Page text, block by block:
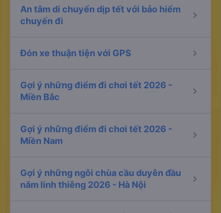
An tâm di chuyển dịp tết với bảo hiểm
chuyến đi
keyboard_arrow_right
Đón xe thuận tiện với GPS keyboard_arrow_right
Gợi ý những điểm đi chơi tết 2026 -
Miền Bắc
keyboard_arrow_right
Gợi ý những điểm đi chơi tết 2026 -
Miền Nam
keyboard_arrow_right
Gợi ý những ngôi chùa cầu duyên đầu
năm linh thiêng 2026 - Hà Nội
keyboard_arrow_right